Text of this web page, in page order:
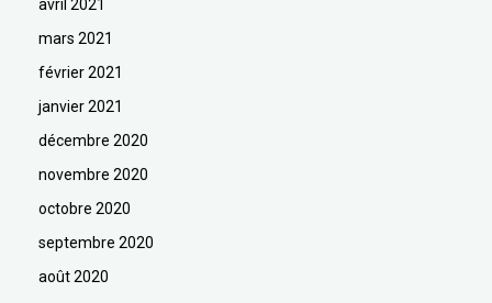
avril 2021
mars 2021
février 2021
janvier 2021
décembre 2020
novembre 2020
octobre 2020
septembre 2020
août 2020